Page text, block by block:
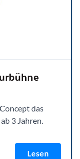
das
3 Jahren.
Lesen